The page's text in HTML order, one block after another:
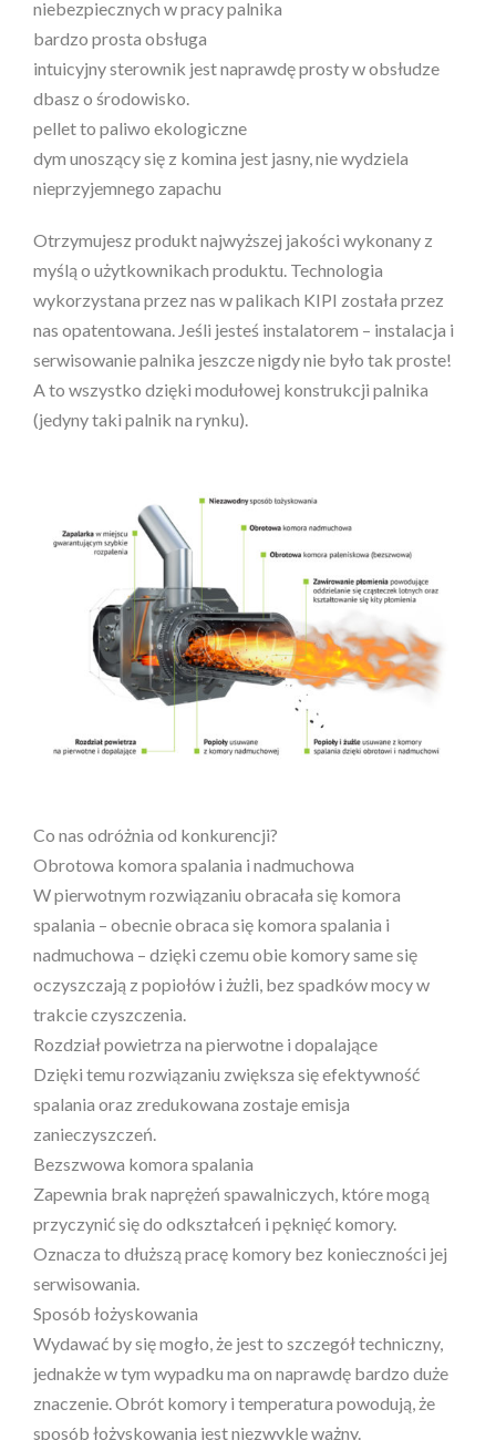
niebezpiecznych w pracy palnika
bardzo prosta obsługa
intuicyjny sterownik jest naprawdę prosty w obsłudze
dbasz o środowisko.
pellet to paliwo ekologiczne
dym unoszący się z komina jest jasny, nie wydziela
nieprzyjemnego zapachu
Otrzymujesz produkt najwyższej jakości wykonany z
myślą o użytkownikach produktu. Technologia
wykorzystana przez nas w palikach KIPI została przez
nas opatentowana. Jeśli jesteś instalatorem – instalacja i
serwisowanie palnika jeszcze nigdy nie było tak proste!
A to wszystko dzięki modułowej konstrukcji palnika
(jedyny taki palnik na rynku).
Co nas odróżnia od konkurencji?
Obrotowa komora spalania i nadmuchowa
W pierwotnym rozwiązaniu obracała się komora
spalania – obecnie obraca się komora spalania i
nadmuchowa – dzięki czemu obie komory same się
oczyszczają z popiołów i żużli, bez spadków mocy w
trakcie czyszczenia.
Rozdział powietrza na pierwotne i dopalające
Dzięki temu rozwiązaniu zwiększa się efektywność
spalania oraz zredukowana zostaje emisja
zanieczyszczeń.
Bezszwowa komora spalania
Zapewnia brak naprężeń spawalniczych, które mogą
przyczynić się do odkształceń i pęknięć komory.
Oznacza to dłuższą pracę komory bez konieczności jej
serwisowania.
Sposób łożyskowania
Wydawać by się mogło, że jest to szczegół techniczny,
jednakże w tym wypadku ma on naprawdę bardzo duże
znaczenie. Obrót komory i temperatura powodują, że
sposób łożyskowania jest niezwykle ważny.